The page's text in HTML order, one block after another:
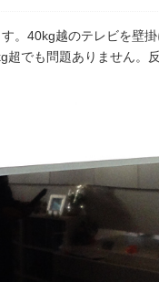
。40kg越のテレビを壁
でも問題ありません